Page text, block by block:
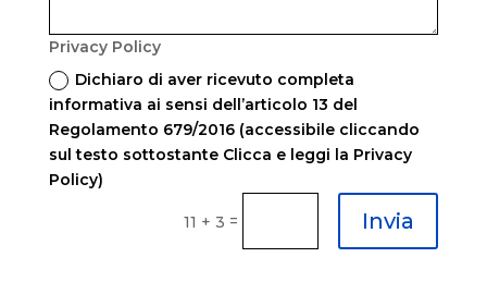
Privacy Policy
Dichiaro di aver ricevuto completa
informativa ai sensi dell’articolo 13 del
Regolamento 679/2016 (accessibile cliccando
sul testo sottostante Clicca e leggi la Privacy
Policy)
11 + 3 = Invia